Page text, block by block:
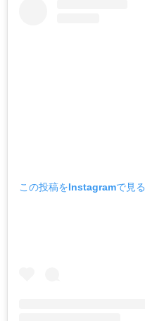
この投稿をInstagramで見る